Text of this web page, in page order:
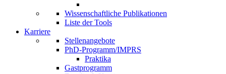
Wissenschaftliche Publikationen
Liste der Tools
Karriere
Stellenangebote
PhD-Programm/IMPRS
Praktika
Gastprogramm